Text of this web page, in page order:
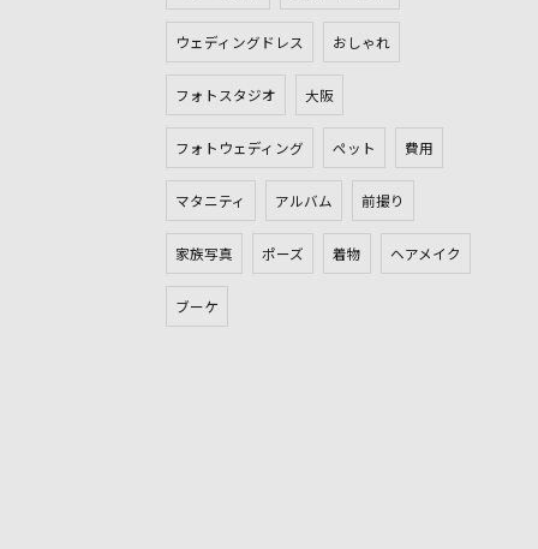
ウェディングドレス おしゃれ
フォトスタジオ 大阪
フォトウェディング ペット 費用
マタニティ アルバム 前撮り
家族写真 ポーズ 着物 ヘアメイク
ブーケ